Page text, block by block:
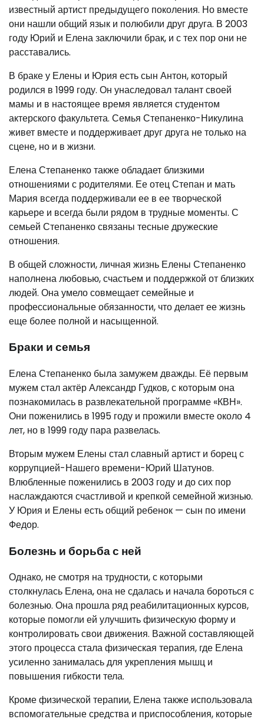
известный артист предыдущего поколения. Но вместе
они нашли общий язык и полюбили друг друга. В 2003
году Юрий и Елена заключили брак, и с тех пор они не
расставались.
В браке у Елены и Юрия есть сын Антон, который
родился в 1999 году. Он унаследовал талант своей
мамы и в настоящее время является студентом
актерского факультета. Семья Степаненко-Никулина
живет вместе и поддерживает друг друга не только на
сцене, но и в жизни.
Елена Степаненко также обладает близкими
отношениями с родителями. Ее отец Степан и мать
Мария всегда поддерживали ее в ее творческой
карьере и всегда были рядом в трудные моменты. С
семьей Степаненко связаны тесные дружеские
отношения.
В общей сложности, личная жизнь Елены Степаненко
наполнена любовью, счастьем и поддержкой от близких
людей. Она умело совмещает семейные и
профессиональные обязанности, что делает ее жизнь
еще более полной и насыщенной.
Браки и семья
Елена Степаненко была замужем дважды. Её первым
мужем стал актёр Александр Гудков, с которым она
познакомилась в развлекательной программе «КВН».
Они поженились в 1995 году и прожили вместе около 4
лет, но в 1999 году пара развелась.
Вторым мужем Елены стал славный артист и борец с
коррупцией-Нашего времени-Юрий Шатунов.
Влюбленные поженились в 2003 году и до сих пор
наслаждаются счастливой и крепкой семейной жизнью.
У Юрия и Елены есть общий ребенок — сын по имени
Федор.
Болезнь и борьба с ней
Однако, не смотря на трудности, с которыми
столкнулась Елена, она не сдалась и начала бороться с
болезнью. Она прошла ряд реабилитационных курсов,
которые помогли ей улучшить физическую форму и
контролировать свои движения. Важной составляющей
этого процесса стала физическая терапия, где Елена
усиленно занималась для укрепления мышц и
повышения гибкости тела.
Кроме физической терапии, Елена также использовала
вспомогательные средства и приспособления, которые